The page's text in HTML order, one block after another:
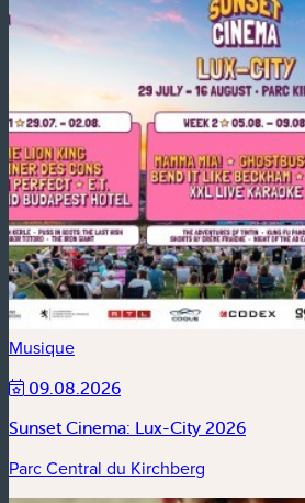
Musique
09.08.2026
Sunset Cinema: Lux-City 2026
Parc Central du Kirchberg